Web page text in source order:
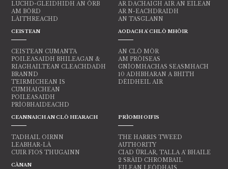
LUCHD-GLEIDHIDH AN ÒRB
AM BÒRD
LÀITHREACHD
CEISTEAN
CEISTEAN CUMANTA
POILEASAIDH BHILEAGAN &
RIAGHAILTEAN CLEACHDADH
BRANND
TEIRMICHEAN IS
CUMHAICHEAN
POILEASAIDH
PRÌOBHAIDEACHD
AR DACHAIGH AIR AN EILEAN
AR N-EACHDRAIDH
AN TASGLANN
AODACH A' CHLÒ MHÒIR
AN CLÒ MÒR
AM PRÒISEAS
GNÌOMHACHAS SEASMHACH
10 ADHBHARAN A BHITH
DÈIDHEIL AIR
CEANNAICH AN CLÒ HEARACH
TADHAIL OIRNN
LEABHAR-LÀ
CUIR FIOS THUGAINN
CÀNAN
PRÌOMH OIFIS
THE HARRIS TWEED
AUTHORITY
CIAD ÙRLAR, TALLA A' BHAILE
2 SRÀID CHROMBAIL